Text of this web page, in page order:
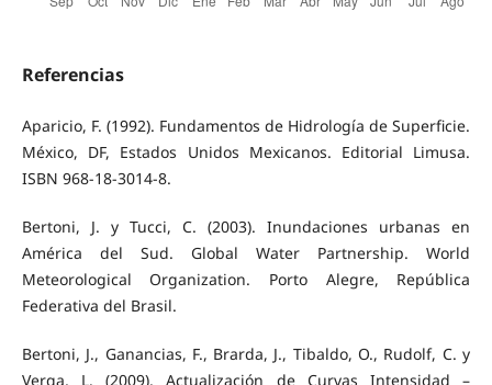
Referencias
Aparicio, F. (1992). Fundamentos de Hidrología de Superficie.
México, DF, Estados Unidos Mexicanos. Editorial Limusa.
ISBN 968-18-3014-8.
Bertoni, J. y Tucci, C. (2003). Inundaciones urbanas en
América del Sud. Global Water Partnership. World
Meteorological Organization. Porto Alegre, República
Federativa del Brasil.
Bertoni, J., Ganancias, F., Brarda, J., Tibaldo, O., Rudolf, C. y
Verga, L. (2009). Actualización de Curvas Intensidad –